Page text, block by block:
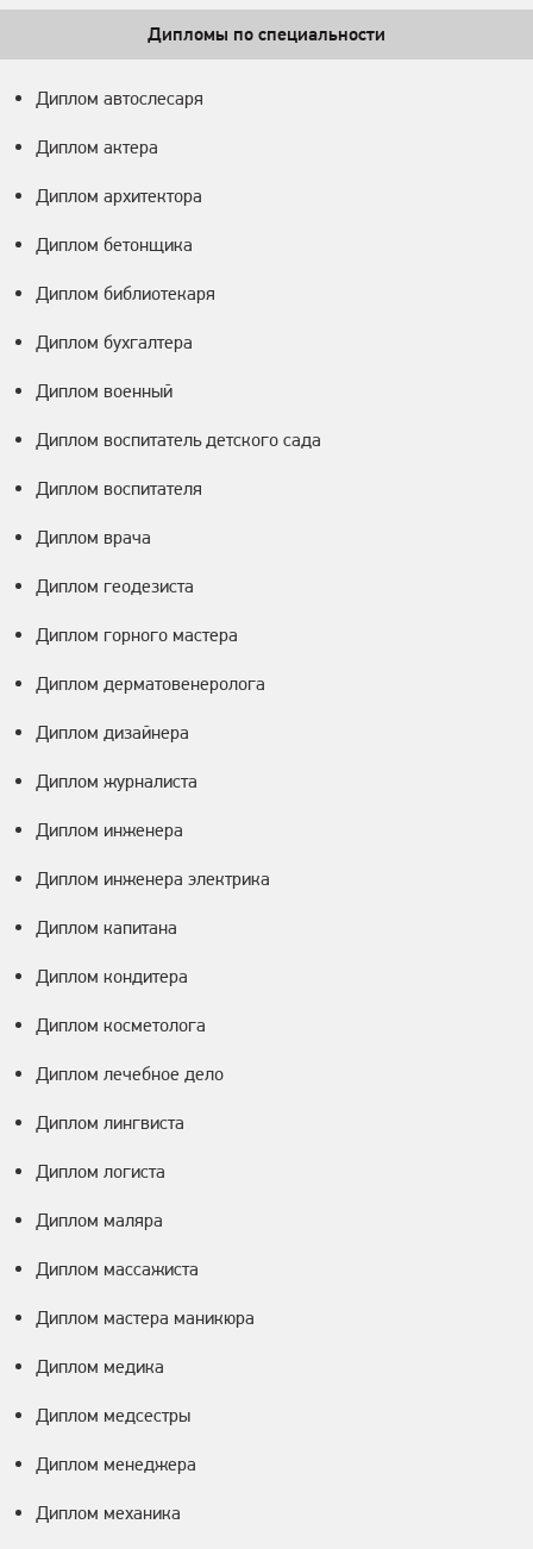
Дипломы по специальности
Диплом автослесаря
Диплом актера
Диплом архитектора
Диплом бетонщика
Диплом библиотекаря
Диплом бухгалтера
Диплом военный
Диплом воспитатель детского сада
Диплом воспитателя
Диплом врача
Диплом геодезиста
Диплом горного мастера
Диплом дерматовенеролога
Диплом дизайнера
Диплом журналиста
Диплом инженера
Диплом инженера электрика
Диплом капитана
Диплом кондитера
Диплом косметолога
Диплом лечебное дело
Диплом лингвиста
Диплом логиста
Диплом маляра
Диплом массажиста
Диплом мастера маникюра
Диплом медика
Диплом медсестры
Диплом менеджера
Диплом механика